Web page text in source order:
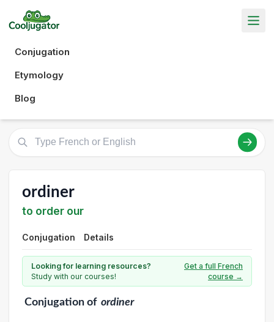
Conjugation
Etymology
Blog
ordiner
to order our
Conjugation Details
Looking for learning resources?
Study with our courses!
Get a full French
course →
Conjugationof ordiner